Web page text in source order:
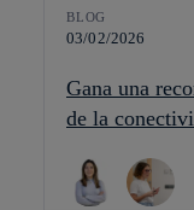
BLOG
03/02/2026
Gana una
de la